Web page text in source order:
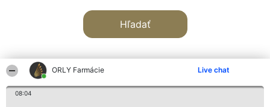
ORLY Farmácie Live chat
08:04
Hľadať